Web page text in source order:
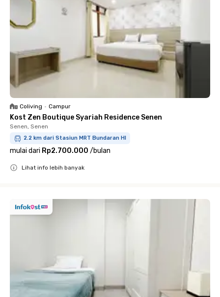
Coliving • Campur
Kost Zen Boutique Syariah Residence Senen
Senen, Senen
2.2 km dari Stasiun MRT Bundaran HI
mulai dari Rp2.700.000 /bulan
Lihat info lebih banyak